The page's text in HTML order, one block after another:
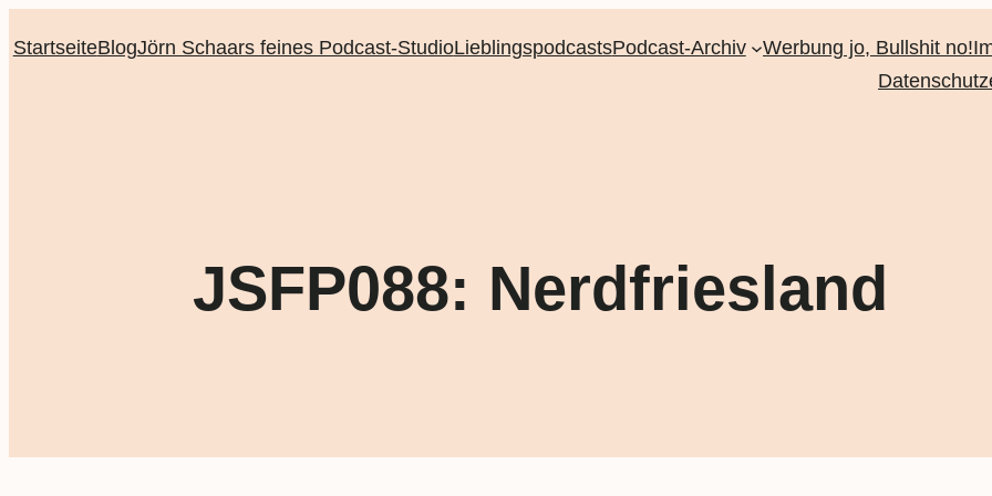
StartseiteBlogJörn Schaars feines Podcast-StudioLieblingspodcastsPodcast-Archiv Werbung jo, Bullshit no!
JSFP088: Nerdfriesland